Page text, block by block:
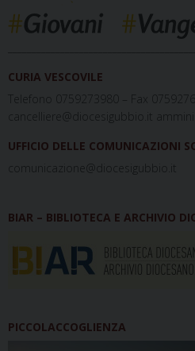
CURIA VESCOVILE
Telefono 0759273980 – Fax
cancelliere@diocesigubbio.it
UFFICIO DELLE COMUNICAZIONI
comunicazione@diocesigubbio.it
BIAR – BIBLIOTECA E ARCHIVIO
PICCOLACCOGLIENZA